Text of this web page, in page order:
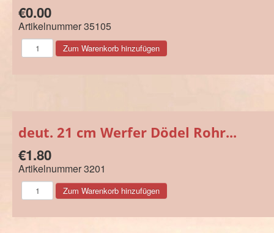
€0.00
Artikelnummer35105
deut. 21 cm Werfer Dödel Rohr...
€1.80
Artikelnummer3201